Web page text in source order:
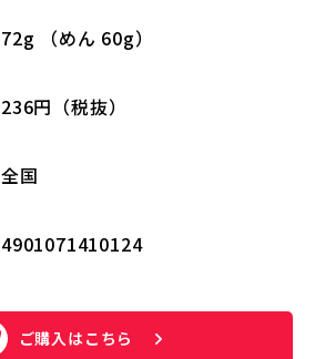
72g （めん 60g）
236円（税抜）
全国
4901071410124
ご購入はこちら